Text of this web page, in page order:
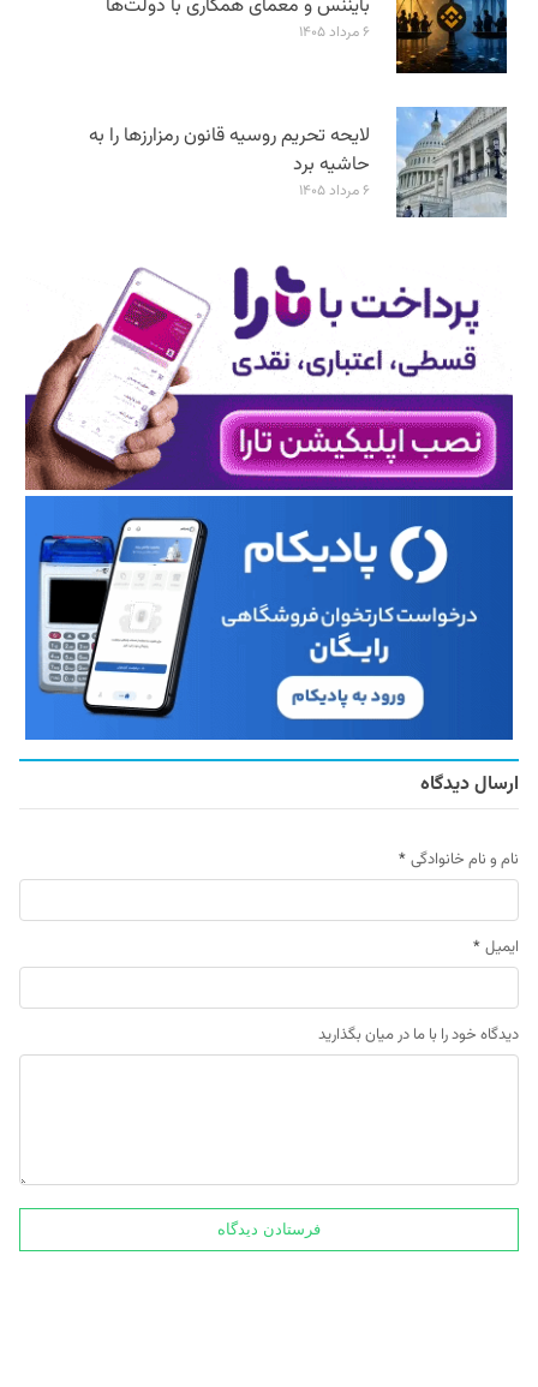
بایننس و معمای همکاری با دولت‌ها
۶ مرداد ۱۴۰۵
لایحه تحریم روسیه قانون رمزارزها را به
حاشیه برد
۶ مرداد ۱۴۰۵
ارسال دیدگاه
نام و نام خانوادگی *
ایمیل *
دیدگاه خود را با ما در میان بگذارید